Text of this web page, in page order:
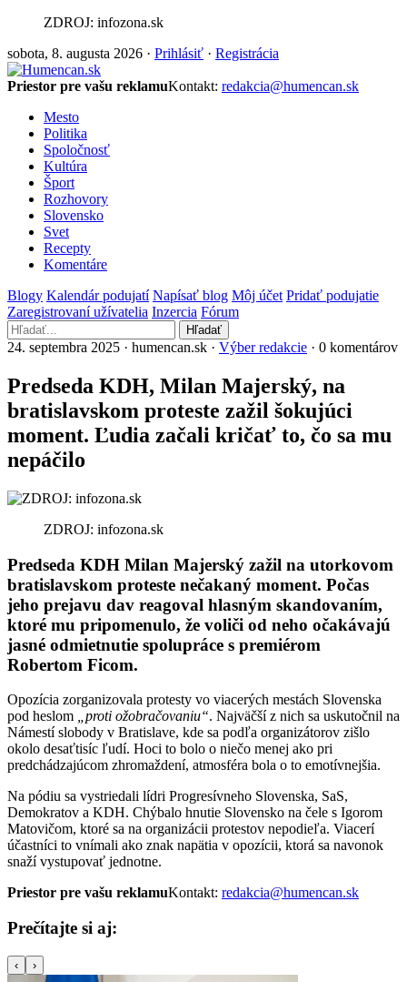
ZDROJ: infozona.sk
sobota, 8. augusta 2026 · Prihlásiť · Registrácia
Priestor pre vašu reklamuKontakt: redakcia@humencan.sk
Mesto
Politika
Spoločnosť
Kultúra
Šport
Rozhovory
Slovensko
Svet
Recepty
Komentáre
Blogy Kalendár podujatí Napísať blog Môj účet Pridať podujatie
Zaregistrovaní užívatelia Inzercia Fórum
Hľadať
24. septembra 2025 · humencan.sk · Výber redakcie · 0 komentárov
Predseda KDH, Milan Majerský, na
bratislavskom proteste zažil šokujúci
moment. Ľudia začali kričať to, čo sa mu
nepáčilo
ZDROJ: infozona.sk
Predseda KDH Milan Majerský zažil na utorkovom
bratislavskom proteste nečakaný moment. Počas
jeho prejavu dav reagoval hlasným skandovaním,
ktoré mu pripomenulo, že voliči od neho očakávajú
jasné odmietnutie spolupráce s premiérom
Robertom Ficom.
Opozícia zorganizovala protesty vo viacerých mestách Slovenska
pod heslom
„proti ožobračovaniu“. Najväčší z nich sa uskutočnil na
Námestí slobody v Bratislave, kde sa podľa organizátorov zišlo
okolo desaťtisíc ľudí. Hoci to bolo o niečo menej ako pri
predchádzajúcom zhromaždení, atmosféra bola o to emotívnejšia.
Na pódiu sa vystriedali lídri Progresívneho Slovenska, SaS,
Demokratov a KDH. Chýbalo hnutie Slovensko na čele s Igorom
Matovičom, ktoré sa na organizácii protestov nepodieľa. Viacerí
účastníci to vnímali ako znak napätia v opozícii, ktorá sa navonok
snaží vystupovať jednotne.
Priestor pre vašu reklamuKontakt: redakcia@humencan.sk
Prečítajte si aj:
‹ ›